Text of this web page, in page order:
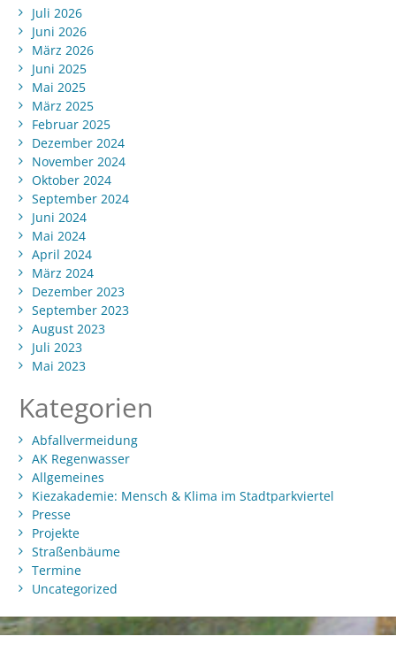
Juli 2026
Juni 2026
März 2026
Juni 2025
Mai 2025
März 2025
Februar 2025
Dezember 2024
November 2024
Oktober 2024
September 2024
Juni 2024
Mai 2024
April 2024
März 2024
Dezember 2023
September 2023
August 2023
Juli 2023
Mai 2023
Kategorien
Abfallvermeidung
AK Regenwasser
Allgemeines
Kiezakademie: Mensch & Klima im Stadtparkviertel
Presse
Projekte
Straßenbäume
Termine
Uncategorized